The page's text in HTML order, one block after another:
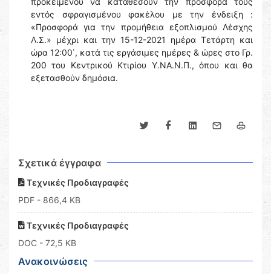
εντός σφραγισμένου φακέλου με την ένδειξη :
«Προσφορά για την προμήθεια εξοπλισμού Λέσχης
Λ.Σ.» μέχρι και την 15-12-2021 ημέρα Τετάρτη και
ώρα 12:00΄, κατά τις εργάσιμες ημέρες & ώρες στο Γρ.
200 του Κεντρικού Κτιρίου Υ.ΝΑ.Ν.Π., όπου και θα
εξετασθούν δημόσια.
Σχετικά έγγραφα
Τεχνικές Προδιαγραφές
PDF - 866,4 KB
Τεχνικές Προδιαγραφές
DOC - 72,5 KB
Ανακοινώσεις